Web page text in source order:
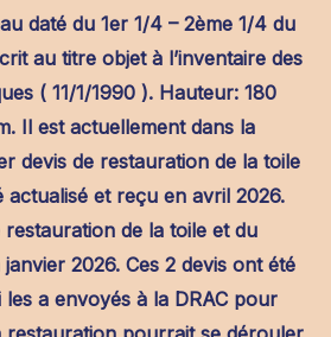
daté du 1er 1/4 – 2ème 1/4 du
au titre objet à l’inventaire des
( 11/1/1990 ). Hauteur: 180
Il est actuellement dans la
devis de restauration de la toile
actualisé et reçu en avril 2026.
de la toile et du
2026. Ces 2 devis ont été
les a envoyés à la DRAC pour